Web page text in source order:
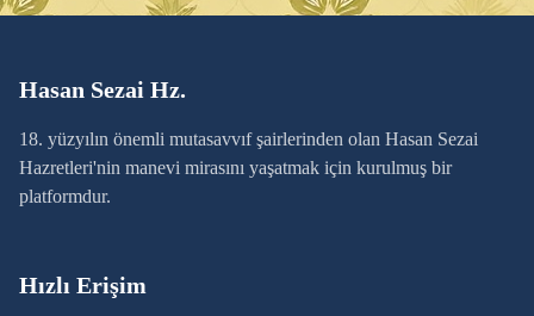
Hasan Sezai Hz.
18. yüzyılın önemli mutasavvıf şairlerinden olan Hasan Sezai
Hazretleri'nin manevi mirasını yaşatmak için kurulmuş bir
platformdur.
Hızlı Erişim